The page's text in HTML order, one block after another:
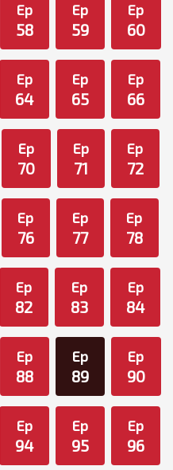
Ep
58
Ep
59
Ep
60
Ep
64
Ep
65
Ep
66
Ep
70
Ep
71
Ep
72
Ep
76
Ep
77
Ep
78
Ep
82
Ep
83
Ep
84
Ep
88
Ep
89
Ep
90
Ep
94
Ep
95
Ep
96